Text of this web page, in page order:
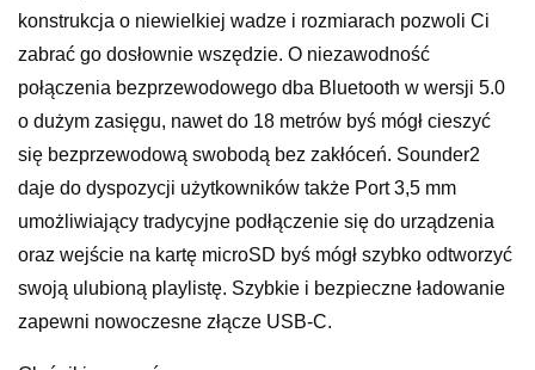
konstrukcja o niewielkiej wadze i rozmiarach pozwoli Ci
zabrać go dosłownie wszędzie. O niezawodność
połączenia bezprzewodowego dba Bluetooth w wersji 5.0
o dużym zasięgu, nawet do 18 metrów byś mógł cieszyć
się bezprzewodową swobodą bez zakłóceń. Sounder2
daje do dyspozycji użytkowników także Port 3,5 mm
umożliwiający tradycyjne podłączenie się do urządzenia
oraz wejście na kartę microSD byś mógł szybko odtworzyć
swoją ulubioną playlistę. Szybkie i bezpieczne ładowanie
zapewni nowoczesne złącze USB-C.